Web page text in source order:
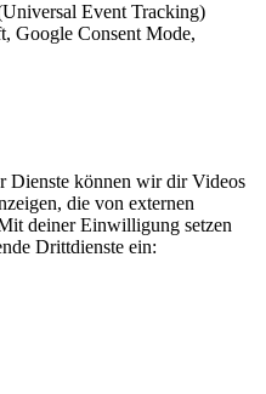
Event Tracking)
Google Consent Mode,
Dienste können wir dir Videos
die von externen
deiner Einwilligung setzen
Drittdienste ein: